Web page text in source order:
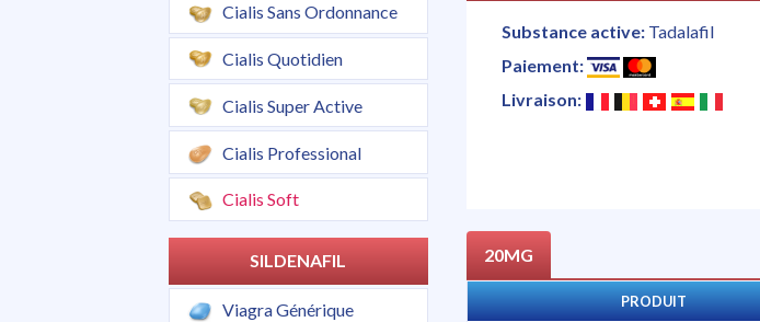
Cialis Sans Ordonnance
Cialis Quotidien
Cialis Super Active
Cialis Professional
Cialis Soft
SILDENAFIL
Viagra Générique
Substance active: Tadalafil
Paiement:
Livraison:
20MG
PRODUIT